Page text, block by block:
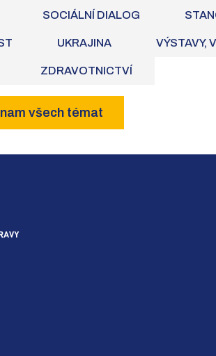
SOCIÁLNÍ DIALOG
UKRAJINA VÝSTAVY,
ZDRAVOTNICTVÍ
všech témat